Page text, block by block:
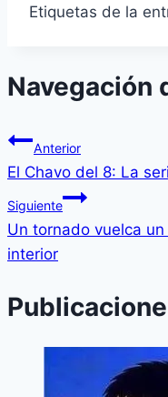
Etiquetas de la
Navegación
Anterior
El Chavo del 8: La
Siguiente
Un tornado vuelca
interior